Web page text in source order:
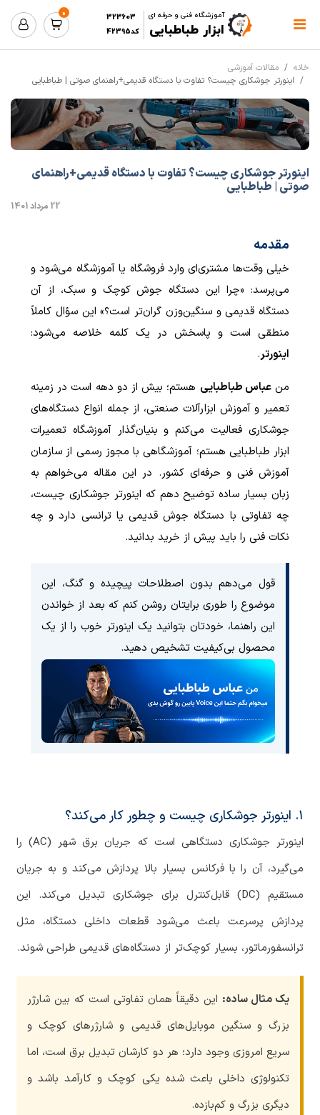
آموزشگاه فنی و حرفه ای
ابزار طباطبایی
323603
کد42395
0
خانه
مقالات آموزشی
اینورتر جوشکاری چیست؟ تفاوت با دستگاه قدیمی+راهنمای صوتی | طباطبایی
اینورتر جوشکاری چیست؟ تفاوت با دستگاه قدیمی+راهنمای
صوتی | طباطبایی
22 مرداد 1401
مقدمه
خیلی وقت‌ها مشتری‌ای وارد فروشگاه یا آموزشگاه می‌شود و
می‌پرسد: «چرا این دستگاه جوش کوچک و سبک، از آن
دستگاه قدیمی و سنگین‌وزن گران‌تر است؟» این سؤال کاملاً
منطقی است و پاسخش در یک کلمه خلاصه می‌شود:
اینورتر.
منعباس طباطبایی هستم؛ بیش از دو دهه است در زمینه
تعمیر و آموزش ابزارآلات صنعتی، از جمله انواع دستگاه‌های
جوشکاری فعالیت می‌کنم و بنیان‌گذار آموزشگاه تعمیرات
ابزار طباطبایی هستم؛ آموزشگاهی با مجوز رسمی از سازمان
آموزش فنی و حرفه‌ای کشور. در این مقاله می‌خواهم به
زبان بسیار ساده توضیح دهم که اینورتر جوشکاری چیست،
چه تفاوتی با دستگاه جوش قدیمی یا ترانسی دارد و چه
نکات فنی را باید پیش از خرید بدانید.
قول می‌دهم بدون اصطلاحات پیچیده و گنگ، این
موضوع را طوری برایتان روشن کنم که بعد از خواندن
این راهنما، خودتان بتوانید یک اینورتر خوب را از یک
محصول بی‌کیفیت تشخیص دهید.
۱. اینورتر جوشکاری چیست و چطور کار می‌کند؟
اینورتر جوشکاری دستگاهی است که جریان برق شهر (AC) را
می‌گیرد، آن را با فرکانس بسیار بالا پردازش می‌کند و به جریان
مستقیم (DC) قابل‌کنترل برای جوشکاری تبدیل می‌کند. این
پردازش پرسرعت باعث می‌شود قطعات داخلی دستگاه، مثل
ترانسفورماتور، بسیار کوچک‌تر از دستگاه‌های قدیمی طراحی شوند.
یک مثال ساده: این دقیقاً همان تفاوتی است که بین شارژر
بزرگ و سنگین موبایل‌های قدیمی و شارژرهای کوچک و
سریع امروزی وجود دارد؛ هر دو کارشان تبدیل برق است، اما
تکنولوژی داخلی باعث شده یکی کوچک و کارآمد باشد و
دیگری بزرگ و کم‌بازده.